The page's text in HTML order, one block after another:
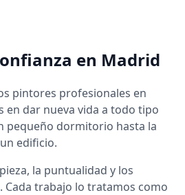
en Madrid
pintores profesionales en
en dar nueva vida a todo tipo
pequeño dormitorio hasta la
edificio.
la puntualidad y los
Cada trabajo lo tratamos como